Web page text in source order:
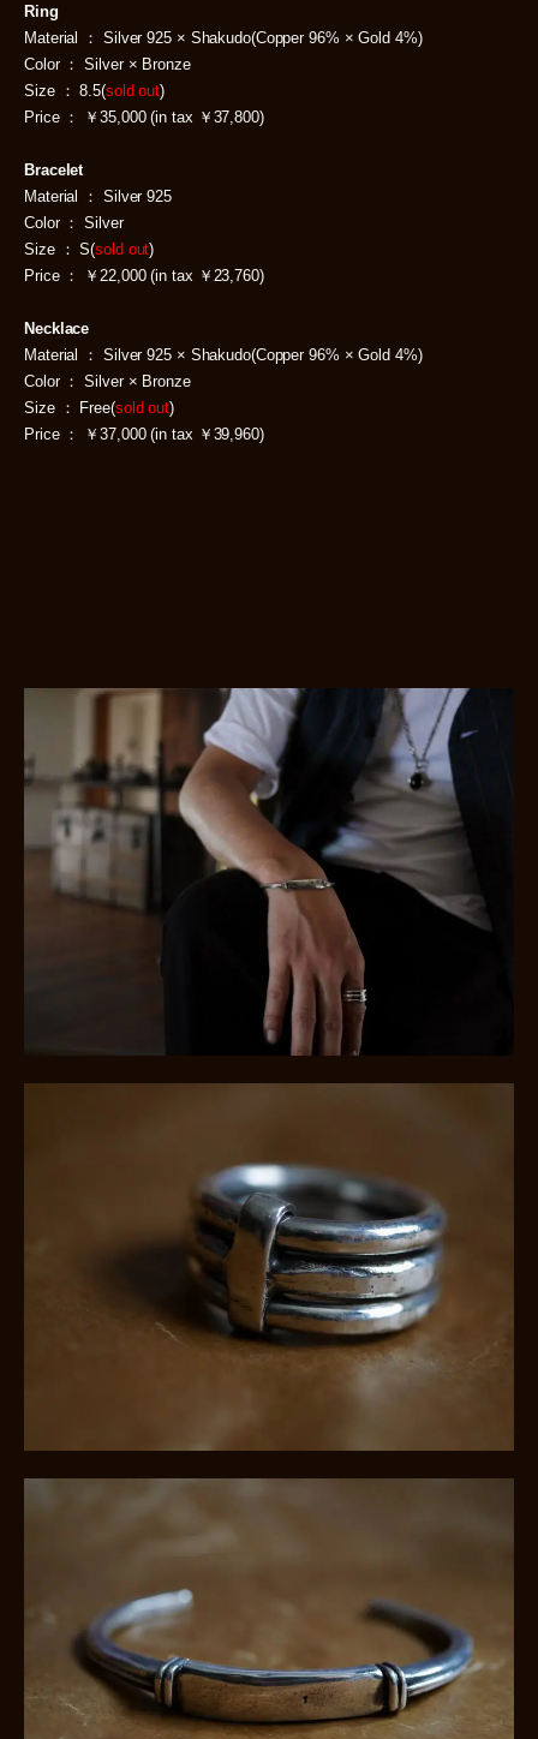
Ring
Material ： Silver 925 × Shakudo(Copper 96% × Gold 4%)
Color ： Silver × Bronze
Size ： 8.5(sold out)
Price ： ￥35,000 (in tax ￥37,800)
Bracelet
Material ： Silver 925
Color ： Silver
Size ： S(sold out)
Price ： ￥22,000 (in tax ￥23,760)
Necklace
Material ： Silver 925 × Shakudo(Copper 96% × Gold 4%)
Color ： Silver × Bronze
Size ： Free(sold out)
Price ： ￥37,000 (in tax ￥39,960)